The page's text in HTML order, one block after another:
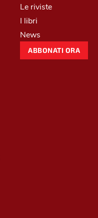
Le riviste
I libri
News
ABBONATI ORA